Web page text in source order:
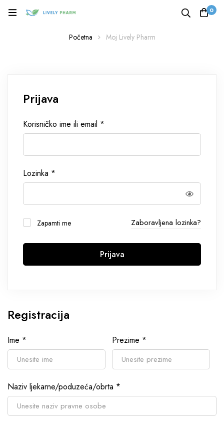
0
Početna Moj Lively Pharm
Prijava
Korisničko ime ili email *
Lozinka *
Zapamti me Zaboravljena lozinka?
Prijava
Registracija
Ime * Prezime *
Naziv ljekarne/poduzeća/obrta *